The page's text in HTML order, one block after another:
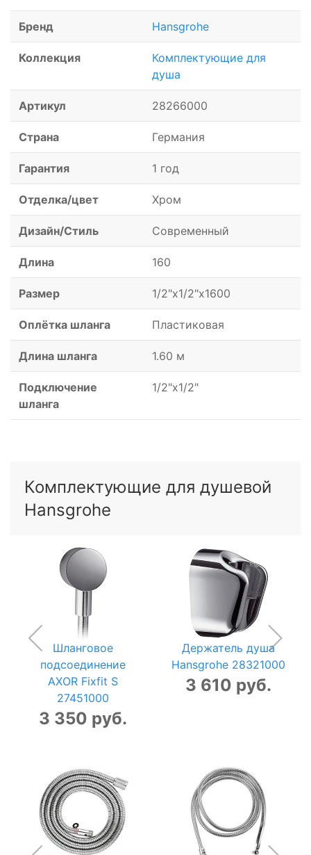
Бренд Hansgrohe
Коллекция
Комплектующие для
душа
Артикул 28266000
Страна Германия
Гарантия 1 год
Отделка/цвет Хром
Дизайн/Стиль Современный
Длина 160
Размер 1/2"x1/2"x1600
Оплётка шланга Пластиковая
Длина шланга 1.60 м
Подключение
шланга
1/2"x1/2"
Комплектующие для душевой
Hansgrohe
Шланговое
подсоединение
AXOR Fixfit S
27451000
3 350 руб.
Держатель душа
Hansgrohe 28321000
3 610 руб.